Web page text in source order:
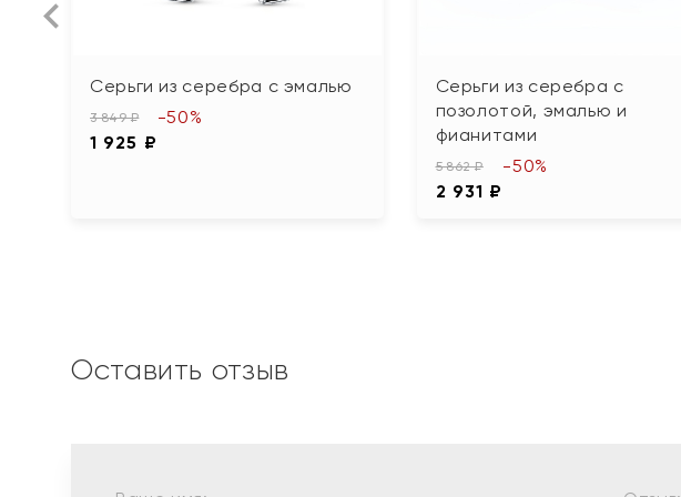
Серьги из серебра с эмалью
3 849 ₽
1 925 ₽
-50%
Серьги из серебра с
позолотой, эмалью и
фианитами
5 862 ₽
2 931 ₽
-50%
Оставить отзыв